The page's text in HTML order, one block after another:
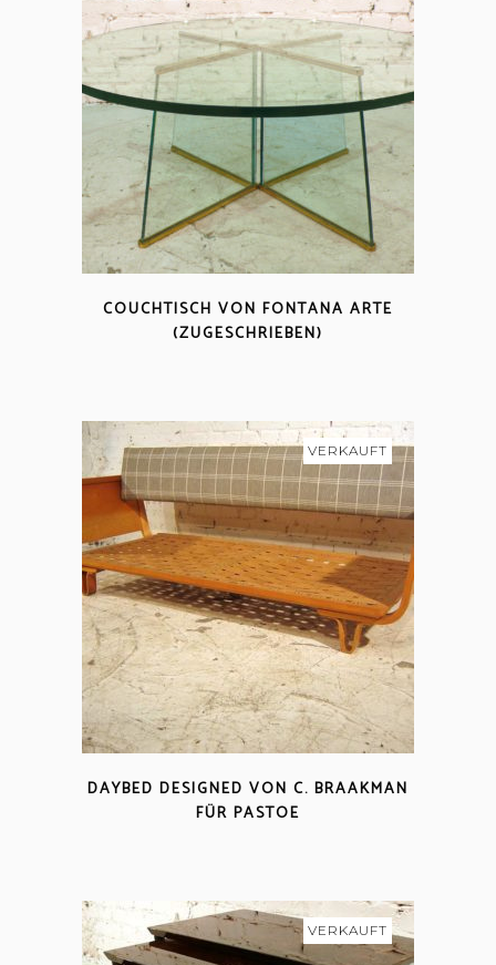
COUCHTISCH VON FONTANA ARTE
(ZUGESCHRIEBEN)
VERKAUFT
DAYBED DESIGNED VON C. BRAAKMAN
FÜR PASTOE
VERKAUFT